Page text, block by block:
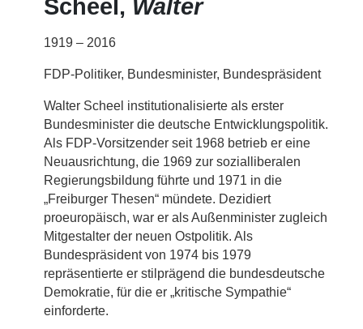
Scheel, Walter
1919 – 2016
FDP-Politiker, Bundesminister, Bundespräsident
Walter Scheel institutionalisierte als erster
Bundesminister die deutsche Entwicklungspolitik.
Als FDP-Vorsitzender seit 1968 betrieb er eine
Neuausrichtung, die 1969 zur sozialliberalen
Regierungsbildung führte und 1971 in die
„Freiburger Thesen“ mündete. Dezidiert
proeuropäisch, war er als Außenminister zugleich
Mitgestalter der neuen Ostpolitik. Als
Bundespräsident von 1974 bis 1979
repräsentierte er stilprägend die bundesdeutsche
Demokratie, für die er „kritische Sympathie“
einforderte.